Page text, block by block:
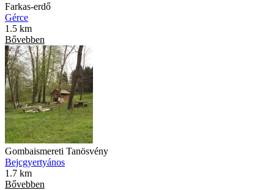
Farkas-erdő
Gérce
1.5 km
Bővebben
Gombaismereti Tanösvény
Bejcgyertyános
1.7 km
Bővebben